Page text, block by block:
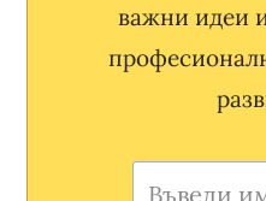
важни идеи